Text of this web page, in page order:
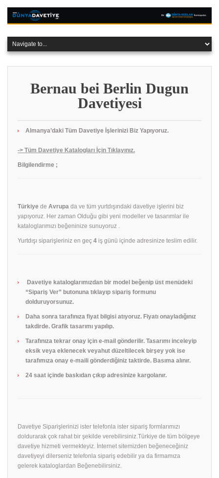
Bernau bei Berlin Dugun
Davetiyesi
Almanya’daki Tüm Davetiye İşlerinizi Biz Yapıyoruz.
-> Tüm Davetiye Katalogları İçin Tıklayınız.
Bilgilendirme ;
Türkiye de Avrupa da ve tüm yurtdışındaki davetiye işlerini biz
yapıyoruz. Her zaman Olduğu gibi yeni modeller ve tasarımlar ile
kataloglarımızı beğeninize sunuyoruz .
Yurtdışı siparişleriniz en geç 4 iş günü içinde adresinize teslim edilir.
Davetiye kataloglarımızdan bir model beğenip üst menüdeki
“Sipariş Ver” butonuna tıklayıp sipariş formunu
dolduruyorsunuz.
Daha sonra tarafınıza fiyat bilgisi atıyoruz. Fiyatı onayladığınız
takdirde. Grafik tasarımı yapılıp.
Tarafınıza tekrar onay için e-mail gönderilir. Tasarımı inceleyip
eksik veya eklenecek veyahut düzeltilecek birşey yok ise
tarafımıza onay e-maili gönderdiğiniz taktirde. Basıma alınır.
24 saat içinde baskıdan çıkıp adresinize kargolanır.
Davetiye Siparişlerinizi ister telefonla ister sipariş formlarımızı
doldurarak çok rahat bir şekilde verebilirsiniz.Türkiye de tüm bölgeye
davetiye hizmeti vermekteyiz. İnternet sitemizden beğeneceğiniz
davetiyeyi dilerseniz telefonla sipariş edebilir ya da firmamıza
gelerek kataloglardan Beğenebilirsiniz.